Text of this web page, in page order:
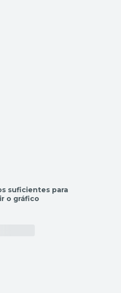
suficientes para
o gráfico